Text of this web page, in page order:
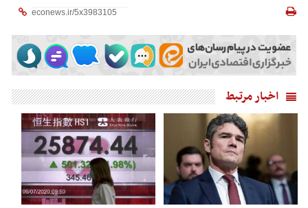
اخبار مرتبط